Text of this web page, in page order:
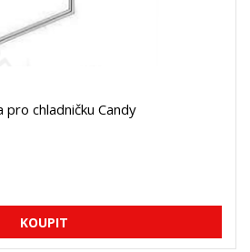
chladničku Candy